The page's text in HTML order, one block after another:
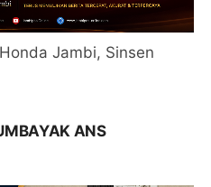
Jambi, Sinsen
ANS